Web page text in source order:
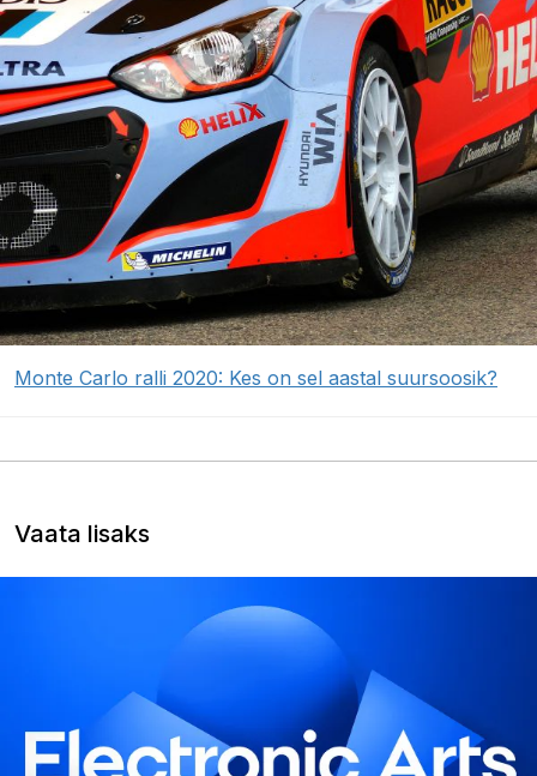
Monte Carlo ralli 2020: Kes on sel aastal suursoosik?
Vaata lisaks